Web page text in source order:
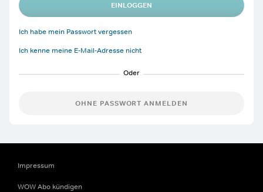
EINLOGGEN
Ich habe mein Passwort vergessen
Ich kenne meine E-Mail-Adresse nicht
OHNE PASSWORT ANMELDEN
Impressum
WOW Abo kündigen